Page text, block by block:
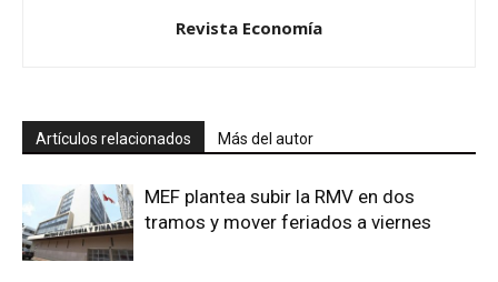
Revista Economía
Artículos relacionados Más del autor
MEF plantea subir la RMV en dos
tramos y mover feriados a viernes